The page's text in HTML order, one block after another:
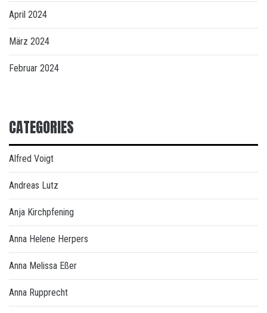
April 2024
März 2024
Februar 2024
CATEGORIES
Alfred Voigt
Andreas Lutz
Anja Kirchpfening
Anna Helene Herpers
Anna Melissa Eßer
Anna Rupprecht